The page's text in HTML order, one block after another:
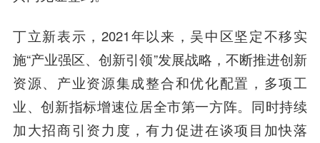
丁立新表示， 2021年以来，吴中区坚定不移实
施“产业强区、创新引领”发展战略，不断推进创新
资源、产业资源集成整合和优化配置，多项工
业、创新指标增速位居全市第一方阵。同时持续
加大招商引资力度，有力促进在谈项目加快落